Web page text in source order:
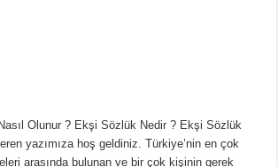
Olunur ? Ekşi Sözlük Nedir ? Ekşi Sözlük
yazımıza hoş geldiniz. Türkiye’nin en çok
arasında bulunan ve bir çok kişinin gerek